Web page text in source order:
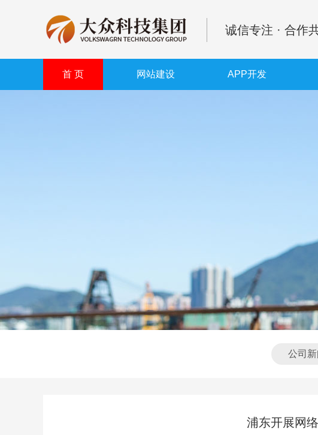
诚信专注 · 合作
首 页 网站建设 APP开发
公司新
浦东开展网